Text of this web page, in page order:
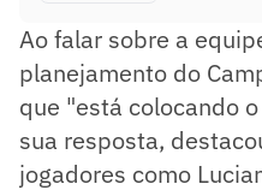
Ao falar sobre a
planejamento do
que "está colocando
sua resposta,
jogadores como